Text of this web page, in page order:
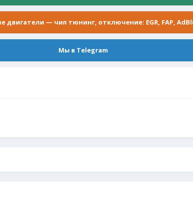
двигатели — чип тюнинг, отключение: EGR, FAP,
Мы в Telegram